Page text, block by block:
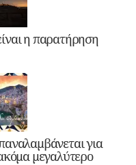
η παρατήρηση
για
μεγαλύτερο